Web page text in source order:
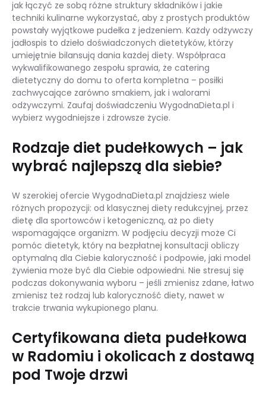
jak łączyć ze sobą różne struktury składników i jakie
techniki kulinarne wykorzystać, aby z prostych produktów
powstały wyjątkowe pudełka z jedzeniem. Każdy odżywczy
jadłospis to dzieło doświadczonych dietetyków, którzy
umiejętnie bilansują dania każdej diety. Współpraca
wykwalifikowanego zespołu sprawia, że catering
dietetyczny do domu to oferta kompletna – posiłki
zachwycające zarówno smakiem, jak i walorami
odżywczymi. Zaufaj doświadczeniu WygodnaDieta.pl i
wybierz wygodniejsze i zdrowsze życie.
Rodzaje diet pudełkowych – jak
wybrać najlepszą dla siebie?
W szerokiej ofercie WygodnaDieta.pl znajdziesz wiele
różnych propozycji: od klasycznej diety redukcyjnej, przez
dietę dla sportowców i ketogeniczną, aż po diety
wspomagające organizm. W podjęciu decyzji może Ci
pomóc dietetyk, który na bezpłatnej konsultacji obliczy
optymalną dla Ciebie kaloryczność i podpowie, jaki model
żywienia może być dla Ciebie odpowiedni. Nie stresuj się
podczas dokonywania wyboru – jeśli zmienisz zdane, łatwo
zmienisz też rodzaj lub kaloryczność diety, nawet w
trakcie trwania wykupionego planu.
Certyfikowana dieta pudełkowa
w Radomiu i okolicach z dostawą
pod Twoje drzwi